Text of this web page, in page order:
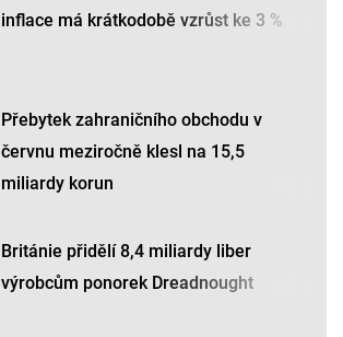
inflace má krátkodobě vzrůst ke 3 %
Přebytek zahraničního obchodu v
červnu meziročně klesl na 15,5
miliardy korun
Británie přidělí 8,4 miliardy liber
výrobcům ponorek Dreadnought